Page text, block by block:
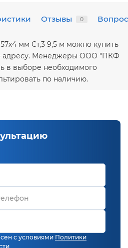
Отзывы 0
мм Ст,3 9,5 м можно купить
адресу. Менеджеры ООО "ПКФ
в выборе необходимого
по наличию.
с условиями Политики